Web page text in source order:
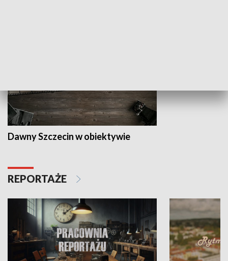
Dawny Szczecin w obiektywie
REPORTAŻE